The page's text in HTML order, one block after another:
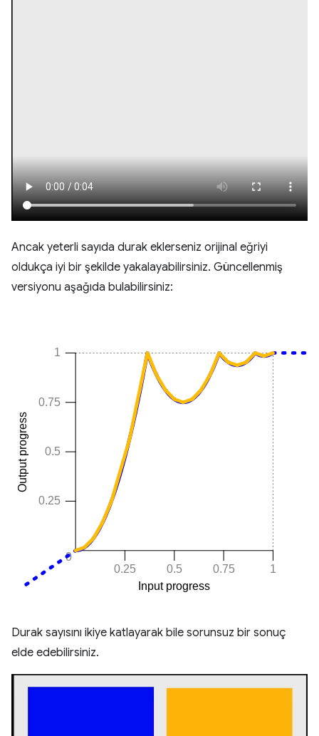
Ancak yeterli sayıda durak eklerseniz orijinal eğriyi
oldukça iyi bir şekilde yakalayabilirsiniz. Güncellenmiş
versiyonu aşağıda bulabilirsiniz:
Durak sayısını ikiye katlayarak bile sorunsuz bir sonuç
elde edebilirsiniz.